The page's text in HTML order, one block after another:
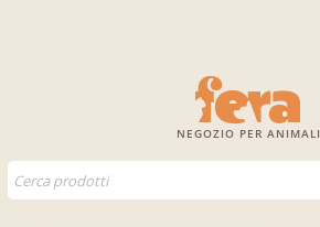
NEGOZIO PER ANIMALI